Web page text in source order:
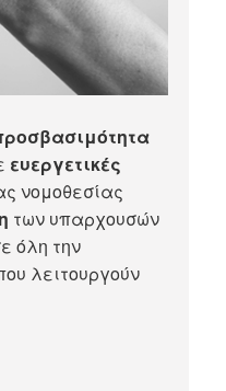
ευεργετικές
νομοθεσίας
των υπαρχουσών
όλη την
λειτουργούν